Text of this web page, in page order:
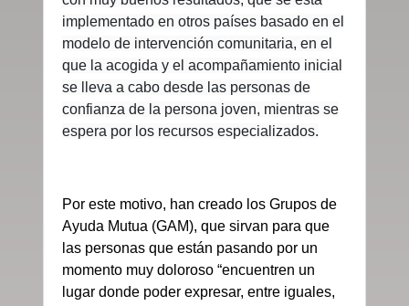
implementado en otros países basado en el
modelo de intervención comunitaria, en el
que la acogida y el acompañamiento inicial
se lleva a cabo desde las personas de
confianza de la persona joven, mientras se
espera por los recursos especializados.
Por este motivo, han creado los Grupos de
Ayuda Mutua (GAM), que sirvan para que
las personas que están pasando por un
momento muy doloroso “encuentren un
lugar donde poder expresar, entre iguales,